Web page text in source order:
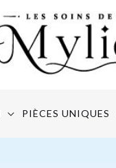
PIÈCES UNIQUES